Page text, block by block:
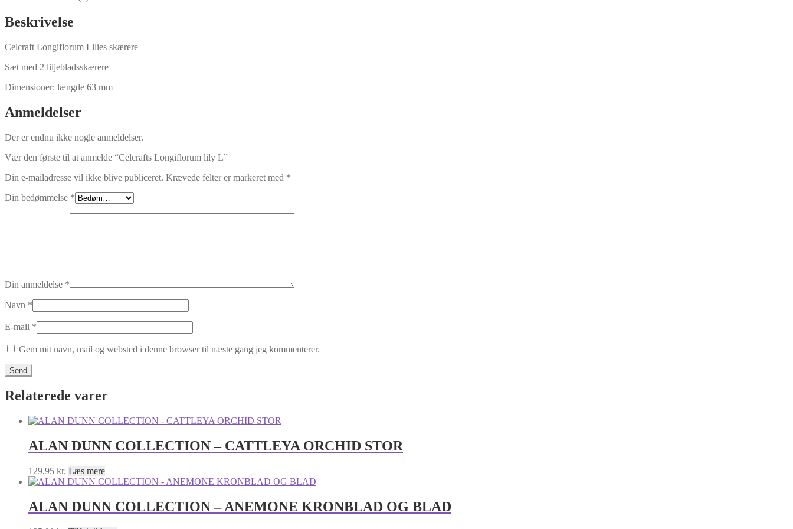
Beskrivelse
Celcraft Longiflorum Lilies skærere
Sæt med 2 liljebladsskærere
Dimensioner: længde 63 mm
Anmeldelser
Der er endnu ikke nogle anmeldelser.
Vær den første til at anmelde “Celcrafts Longiflorum lily L”
Din e-mailadresse vil ikke blive publiceret. Krævede felter er markeret med *
Din bedømmelse *
Din anmeldelse *
Navn *
E-mail *
Gem mit navn, mail og websted i denne browser til næste gang jeg kommenterer.
Relaterede varer
ALAN DUNN COLLECTION – CATTLEYA ORCHID STOR
129,95 kr. Læs mere
ALAN DUNN COLLECTION – ANEMONE KRONBLAD OG BLAD